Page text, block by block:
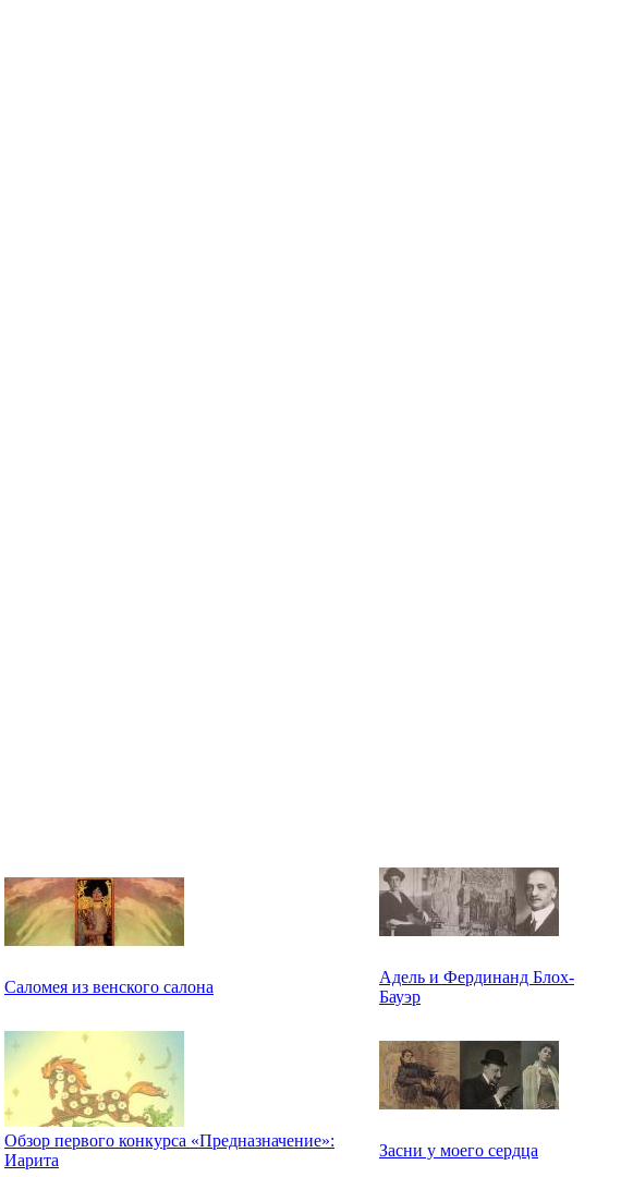
Саломея из венского салона
Адель и Фердинанд Блох-
Бауэр
Обзор первого конкурса «Предназначение»:
Иарита
Засни у моего сердца